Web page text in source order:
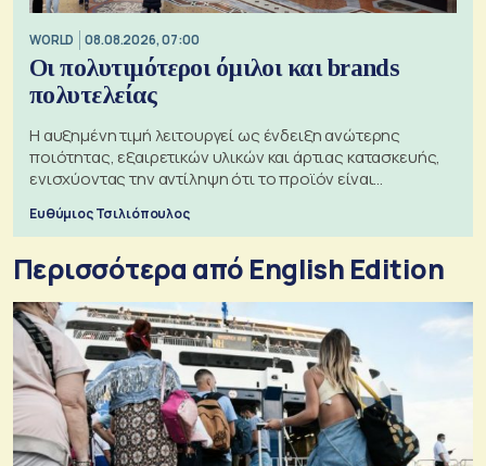
WORLD 08.08.2026, 07:00
Οι πολυτιμότεροι όμιλοι και brands
πολυτελείας
Η αυξημένη τιμή λειτουργεί ως ένδειξη ανώτερης
ποιότητας, εξαιρετικών υλικών και άρτιας κατασκευής,
ενισχύοντας την αντίληψη ότι το προϊόν είναι
ξεχωριστό
Ευθύμιος Τσιλιόπουλος
Περισσότερα από English Edition